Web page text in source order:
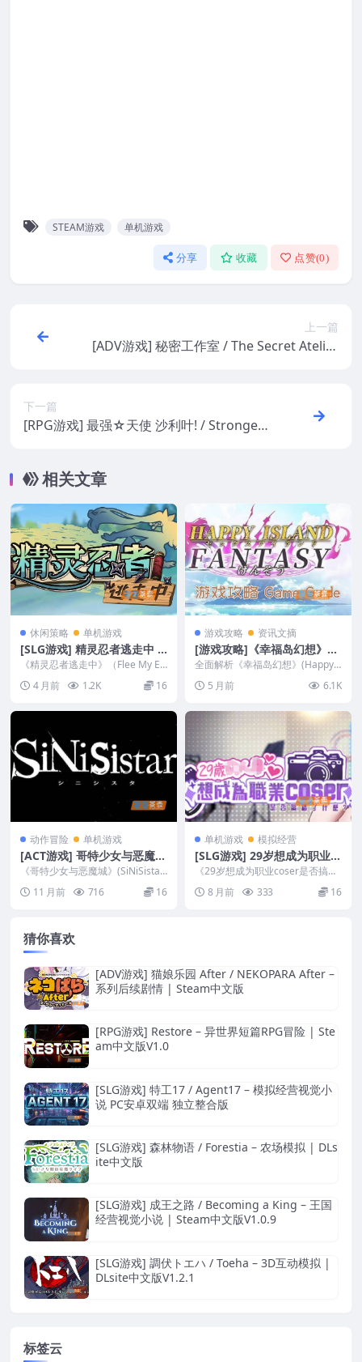
STEAM游戏 单机游戏
分享 收藏 点赞(0)
上一篇
[ADV游戏] 秘密工作室 / The Secret Atelier
下一篇
[RPG游戏] 最强☆天使 沙利叶! / Strongest
相关文章
休闲策略 单机游戏
[SLG游戏] 精灵忍者逃走中 /
Flee My Elven Ninja – 3D恋
爱养成模拟 | Steam中文版V
20260419
《精灵忍者逃走中》（Flee My Elv
en Ninja）是一款3D恋爱养成模...
4 月前 1.2K 16
游戏攻略 资讯文摘
[游戏攻略]《幸福岛幻想》
（Happy Island Fantasy）
_主线剧情触发、DLC角色CG
解锁条件详解指南
全面解析《幸福岛幻想》(Happy I
5 月前 6.1K
动作冒险 单机游戏
[ACT游戏] 哥特少女与恶魔城
/ SiNiSistar – 横版动作 | DL
site中文版
《哥特少女与恶魔城》(SiNiSistar)
是一款UNITY动作游戏，一代游戏
女...11 月前 716 16
单机游戏 模拟经营
[SLG游戏] 29岁想成为职业c
oser是否搞错了什么？ – 模
拟经营养成向 | Steam中文
版
《29岁想成为职业coser是否搞错
了什么？》(My Wife Wants to...
8 月前 333 16
猜你喜欢
[ADV游戏] 猫娘乐园 After / NEKOPARA After –
系列后续剧情 | Steam中文版
[RPG游戏] Restore – 异世界短篇RPG冒险 | Ste
am中文版V1.0
[SLG游戏] 特工17 / Agent17 – 模拟经营视觉小
说 PC安卓双端 独立整合版
[SLG游戏] 森林物语 / Forestia – 农场模拟 | DLs
ite中文版
[SLG游戏] 成王之路 / Becoming a King – 王国
经营视觉小说 | Steam中文版V1.0.9
[SLG游戏] 調伏トエハ / Toeha – 3D互动模拟 |
DLsite中文版V1.2.1
标签云